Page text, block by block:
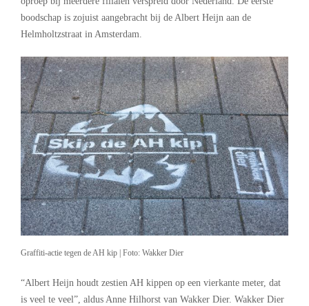
boodschap is zojuist aangebracht bij de Albert Heijn aan de
Helmholtzstraat in Amsterdam.
Graffiti-actie tegen de AH kip | Foto: Wakker Dier
“Albert Heijn houdt zestien AH kippen op een vierkante meter, dat
is veel te veel”, aldus Anne Hilhorst van Wakker Dier. Wakker Dier